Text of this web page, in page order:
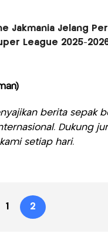
Jakmania Jelang
League 2025-
berita sepak
Dukung
setiap hari.
1 2